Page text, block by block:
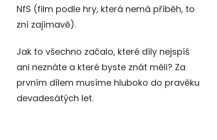
NfS (film podle hry, která nemá příběh, to
zní zajímavě).
Jak to všechno začalo, které díly nejspíš
ani neznáte a které byste znát měli? Za
prvním dílem musíme hluboko do pravěku
devadesátých let.